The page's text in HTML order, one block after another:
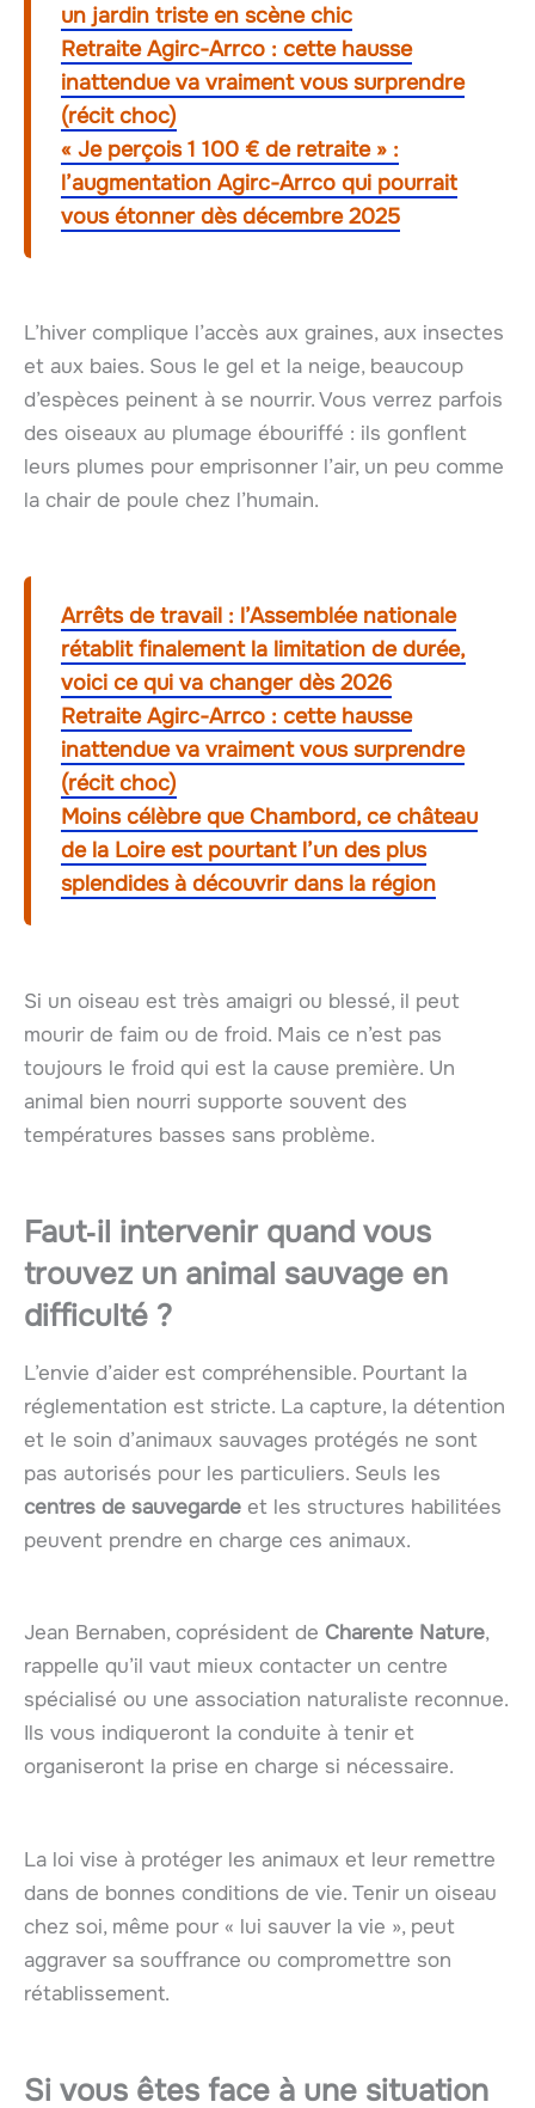
un jardin triste en scène chic
Retraite Agirc-Arrco : cette hausse
inattendue va vraiment vous surprendre
(récit choc)
« Je perçois 1 100 € de retraite » :
l’augmentation Agirc-Arrco qui pourrait
vous étonner dès décembre 2025
L’hiver complique l’accès aux graines, aux insectes
et aux baies. Sous le gel et la neige, beaucoup
d’espèces peinent à se nourrir. Vous verrez parfois
des oiseaux au plumage ébouriffé : ils gonflent
leurs plumes pour emprisonner l’air, un peu comme
la chair de poule chez l’humain.
Arrêts de travail : l’Assemblée nationale
rétablit finalement la limitation de durée,
voici ce qui va changer dès 2026
Retraite Agirc-Arrco : cette hausse
inattendue va vraiment vous surprendre
(récit choc)
Moins célèbre que Chambord, ce château
de la Loire est pourtant l’un des plus
splendides à découvrir dans la région
Si un oiseau est très amaigri ou blessé, il peut
mourir de faim ou de froid. Mais ce n’est pas
toujours le froid qui est la cause première. Un
animal bien nourri supporte souvent des
températures basses sans problème.
Faut‑il intervenir quand vous
trouvez un animal sauvage en
difficulté ?
L’envie d’aider est compréhensible. Pourtant la
réglementation est stricte. La capture, la détention
et le soin d’animaux sauvages protégés ne sont
pas autorisés pour les particuliers. Seuls les
centres de sauvegarde et les structures habilitées
peuvent prendre en charge ces animaux.
Jean Bernaben, coprésident de Charente Nature,
rappelle qu’il vaut mieux contacter un centre
spécialisé ou une association naturaliste reconnue.
Ils vous indiqueront la conduite à tenir et
organiseront la prise en charge si nécessaire.
La loi vise à protéger les animaux et leur remettre
dans de bonnes conditions de vie. Tenir un oiseau
chez soi, même pour « lui sauver la vie », peut
aggraver sa souffrance ou compromettre son
rétablissement.
Si vous êtes face à une situation